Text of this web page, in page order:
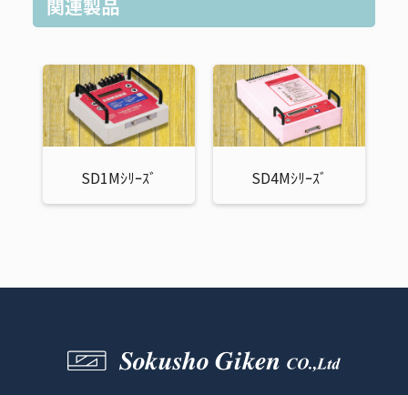
関連製品
SD1Mｼﾘｰｽﾞ SD4Mｼﾘｰｽﾞ